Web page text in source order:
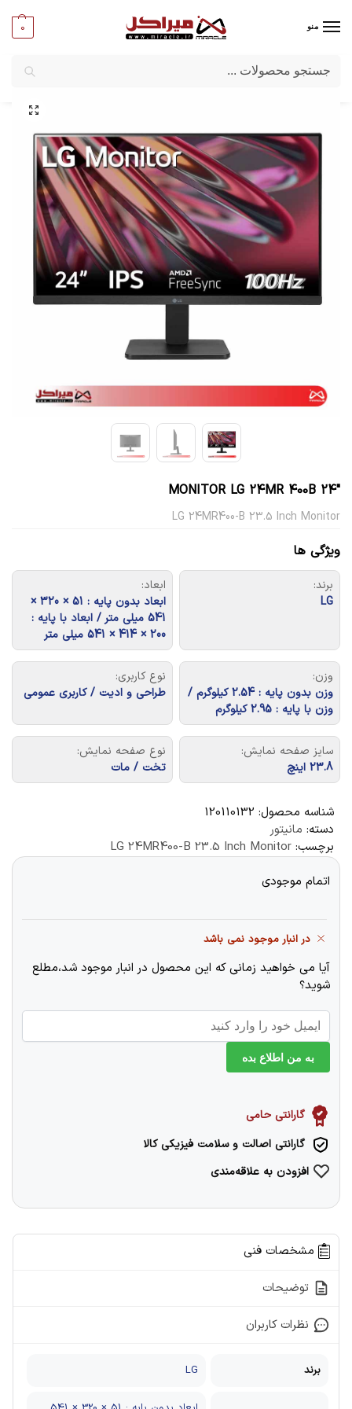
منو 0
میراکل/کامپیوتر/قطعات اصلی
MONITOR LG 24MR 400B 24″
LG 24MR400-B 23.5 Inch Monitor
ویژگی ها
برند:
LG
ابعاد:
ابعاد بدون پایه : 51 × 320 ×
541 میلی متر / ابعاد با پایه :
200 × 414 × 541 میلی متر
وزن:
وزن بدون پایه : 2.54 کیلوگرم /
وزن با پایه : 2.95 کیلوگرم
نوع کاربری:
طراحی و ادیت / کاربری عمومی
سایز صفحه نمایش:
23.8 اینچ
نوع صفحه نمایش:
تخت / مات
شناسه محصول: 120110132
دسته: مانیتور
برچسب: LG 24MR400-B 23.5 Inch Monitor
اتمام موجودی
در انبار موجود نمی باشد
آیا می خواهید زمانی که این محصول در انبار موجود شد،مطلع
شوید؟
به من اطلاع بده
گارانتی حامی
گارانتی اصالت و سلامت فیزیکی کالا
افزودن به علاقه‌مندی
مشخصات فنی
توضیحات
نظرات کاربران
برند LG